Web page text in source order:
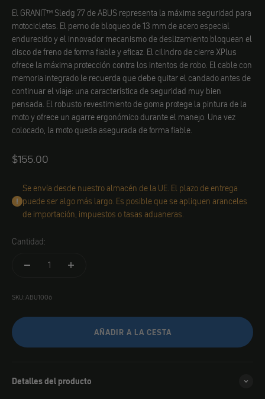
El GRANIT™ Sledg 77 de ABUS representa la máxima seguridad para
motocicletas. El perno de bloqueo de 13 mm de acero especial
endurecido y el innovador mecanismo de deslizamiento bloquean el
disco de freno de forma fiable y eficaz. El cilindro de cierre XPlus
ofrece la máxima protección contra los intentos de robo. El cable con
memoria integrado le recuerda que debe quitar el candado antes de
continuar el viaje: una característica de seguridad muy bien
pensada. El robusto revestimiento de goma protege la pintura de la
moto y ofrece un agarre ergonómico durante el manejo. Una vez
colocado, la moto queda asegurada de forma fiable.
Angebot
$155.00
Se envía desde nuestro almacén de la UE. El plazo de entrega
puede ser algo más largo. Es posible que se apliquen aranceles
de importación, impuestos o tasas aduaneras.
Cantidad:
SKU: ABU1006
AÑADIR A LA CESTA
Detalles del producto